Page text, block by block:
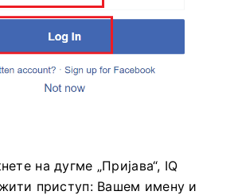
на дугме „Пријава“, IQ
приступ: Вашем имену и